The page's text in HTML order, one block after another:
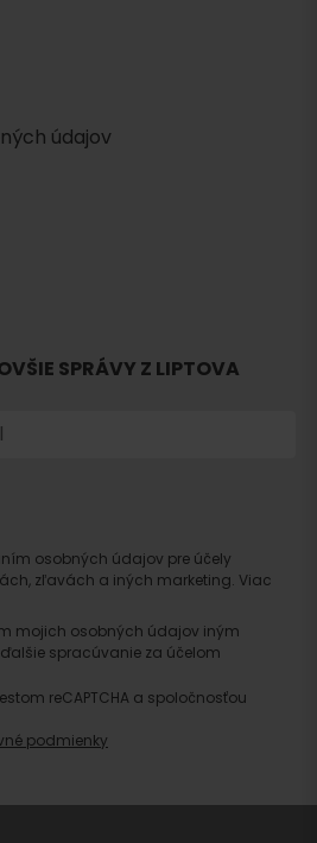
údajov
SPRÁVY Z LIPTOVA
osobných údajov pre účely
zľavách a iných marketing. Viac
mojich osobných údajov iným
spracúvanie za účelom
reCAPTCHA a spoločnosťou
podmienky